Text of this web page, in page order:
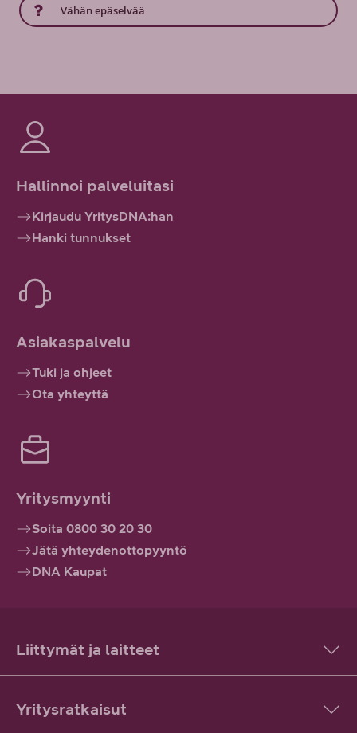
Vähän epäselvää
Hallinnoi palveluitasi
Kirjaudu YritysDNA:han
Hanki tunnukset
Asiakaspalvelu
Tuki ja ohjeet
Ota yhteyttä
Yritysmyynti
Soita 0800 30 20 30
Jätä yhteydenottopyyntö
DNA Kaupat
Liittymät ja laitteet
Yritysratkaisut